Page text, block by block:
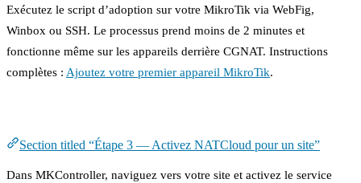
Exécutez le script d’adoption sur votre MikroTik via WebFig,
Winbox ou SSH. Le processus prend moins de 2 minutes et
fonctionne même sur les appareils derrière CGNAT. Instructions
complètes : Ajoutez votre premier appareil MikroTik.
Section titled “Étape 3 — Activez NATCloud pour un site”
Dans MKController, naviguez vers votre site et activez le service